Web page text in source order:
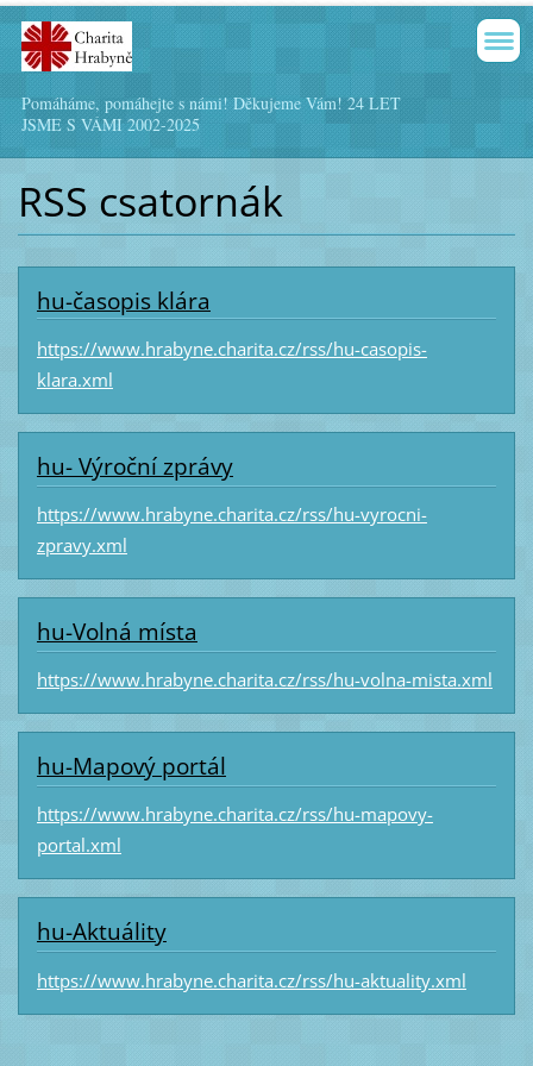
Pomáháme, pomáhejte s námi! Děkujeme Vám! 24 LET
JSME S VÁMI 2002-2025
RSS csatornák
hu-časopis klára
https://www.hrabyne.charita.cz/rss/hu-casopis-
klara.xml
hu- Výroční zprávy
https://www.hrabyne.charita.cz/rss/hu-vyrocni-
zpravy.xml
hu-Volná místa
https://www.hrabyne.charita.cz/rss/hu-volna-mista.xml
hu-Mapový portál
https://www.hrabyne.charita.cz/rss/hu-mapovy-
portal.xml
hu-Aktuálity
https://www.hrabyne.charita.cz/rss/hu-aktuality.xml